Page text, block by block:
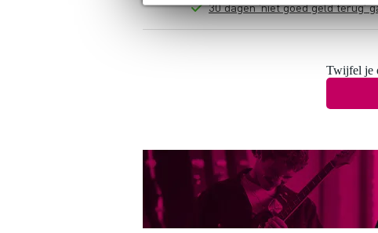
30 dagen 'niet goed geld terug'
Twijfel je